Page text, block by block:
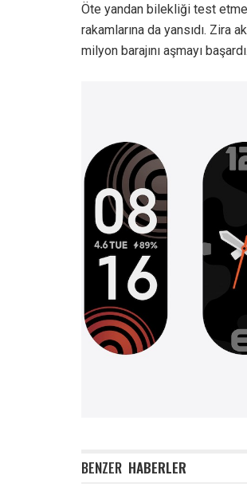
Öte yandan bilekliği test etme
rakamlarına da yansıdı. Zira
milyon barajını aşmayı başardı.
BENZER HABERLER